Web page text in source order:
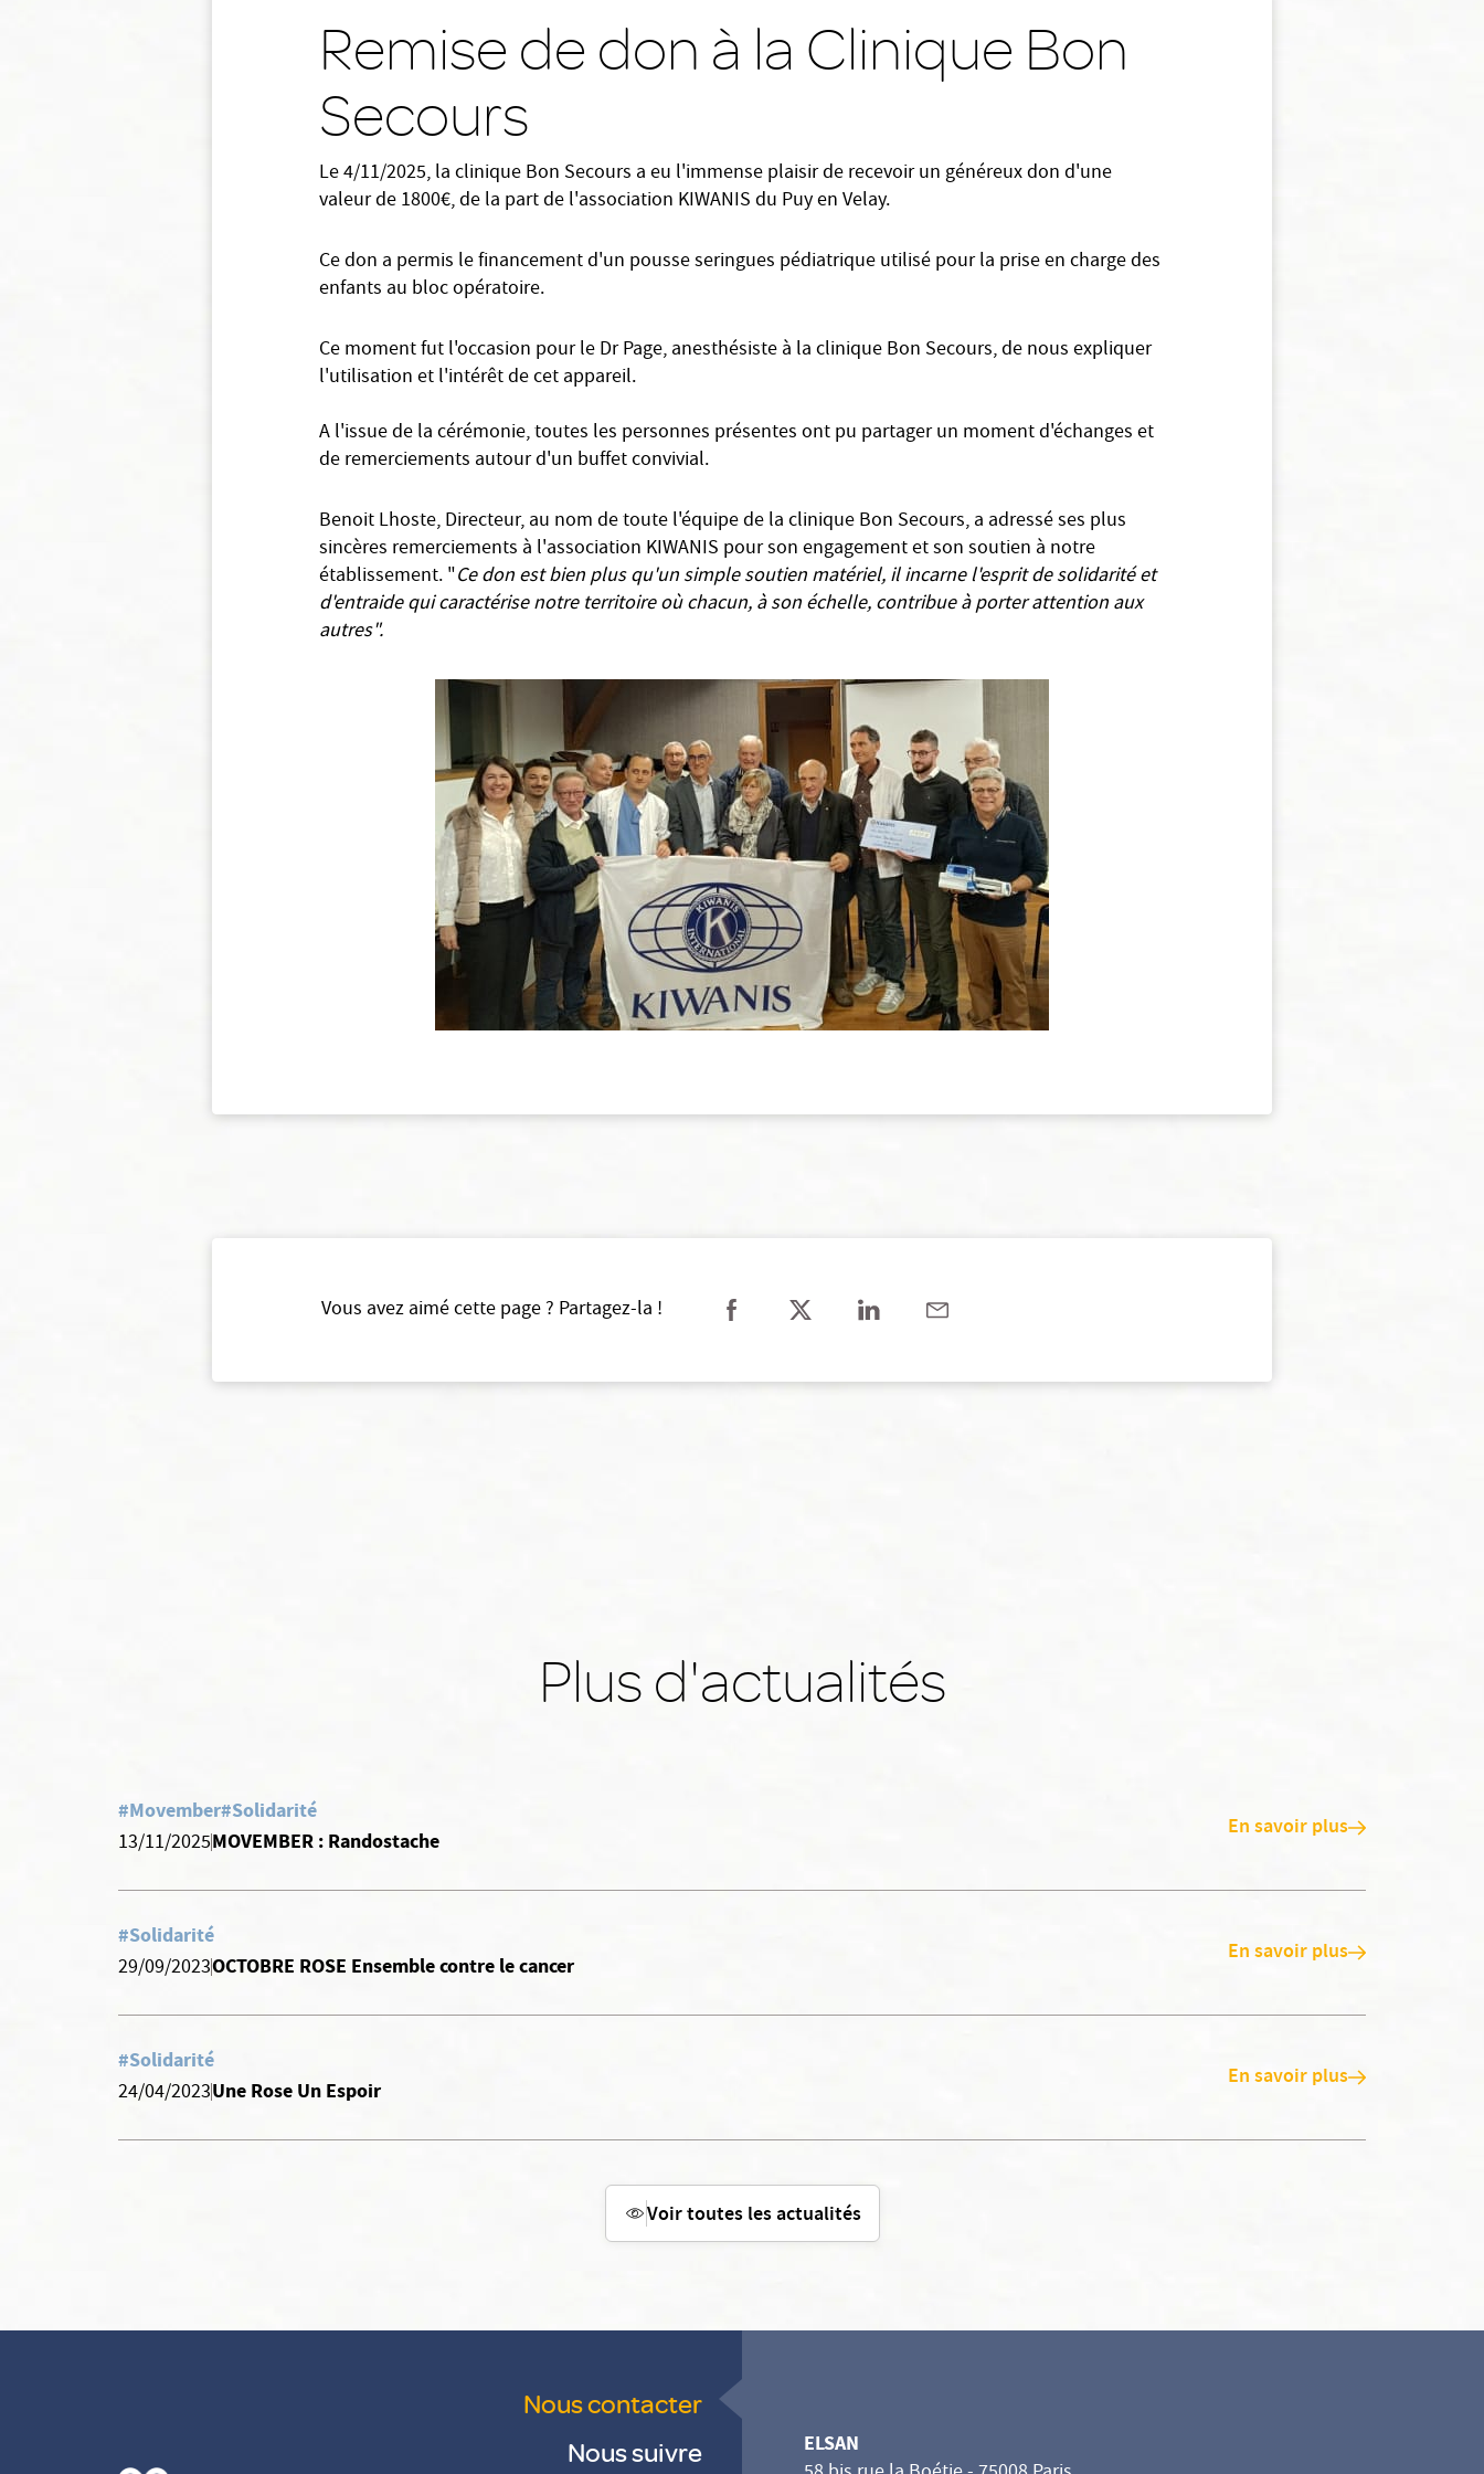
Remise de don à la Clinique Bon
Secours
Le 4/11/2025, la clinique Bon Secours a eu l'immense plaisir de recevoir un généreux don d'une
valeur de 1800€, de la part de l'association KIWANIS du Puy en Velay.
Ce don a permis le financement d'un pousse seringues pédiatrique utilisé pour la prise en charge des
enfants au bloc opératoire.
Ce moment fut l'occasion pour le Dr Page, anesthésiste à la clinique Bon Secours, de nous expliquer
l'utilisation et l'intérêt de cet appareil.
A l'issue de la cérémonie, toutes les personnes présentes ont pu partager un moment d'échanges et
de remerciements autour d'un buffet convivial.
Benoit Lhoste, Directeur, au nom de toute l'équipe de la clinique Bon Secours, a adressé ses plus
sincères remerciements à l'association KIWANIS pour son engagement et son soutien à notre
établissement. "Ce don est bien plus qu'un simple soutien matériel, il incarne l'esprit de solidarité et
d'entraide qui caractérise notre territoire où chacun, à son échelle, contribue à porter attention aux
autres".
Vous avez aimé cette page ? Partagez-la !
Plus d'actualités
#Movember#Solidarité
13/11/2025MOVEMBER : Randostache En savoir plus
#Solidarité
29/09/2023OCTOBRE ROSE Ensemble contre le cancer En savoir plus
#Solidarité
24/04/2023Une Rose Un Espoir En savoir plus
Voir toutes les actualités
Nous contacter
Nous suivre
ELSAN